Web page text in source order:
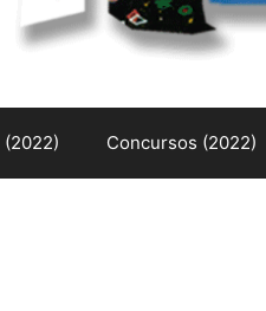
Concursos (2022)